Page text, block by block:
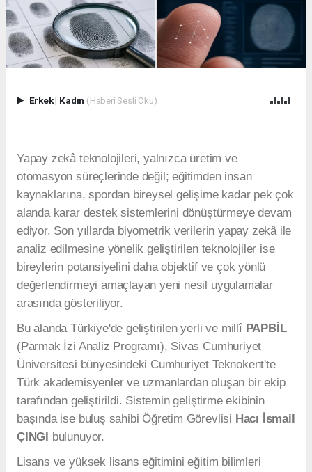
Erkek| Kadın (Haberi Sesli Oku)
Yapay zekâ teknolojileri, yalnızca üretim ve
otomasyon süreçlerinde değil; eğitimden insan
kaynaklarına, spordan bireysel gelişime kadar pek çok
alanda karar destek sistemlerini dönüştürmeye devam
ediyor. Son yıllarda biyometrik verilerin yapay zekâ ile
analiz edilmesine yönelik geliştirilen teknolojiler ise
bireylerin potansiyelini daha objektif ve çok yönlü
değerlendirmeyi amaçlayan yeni nesil uygulamalar
arasında gösteriliyor.
Bu alanda Türkiye'de geliştirilen yerli ve millî PAPBİL
(Parmak İzi Analiz Programı), Sivas Cumhuriyet
Üniversitesi bünyesindeki Cumhuriyet Teknokent'te
Türk akademisyenler ve uzmanlardan oluşan bir ekip
tarafından geliştirildi. Sistemin geliştirme ekibinin
başında ise buluş sahibi Öğretim Görevlisi Hacı İsmail
ÇINGI bulunuyor.
Lisans ve yüksek lisans eğitimini eğitim bilimleri